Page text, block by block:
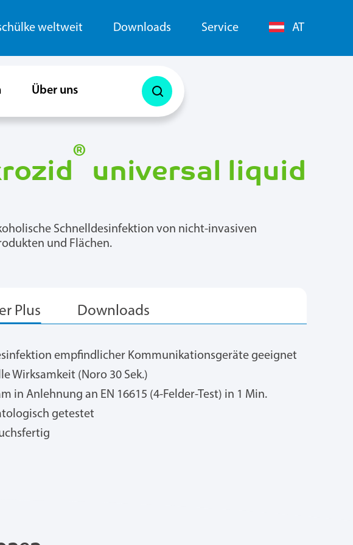
weltweit Downloads Service AT
Über uns
®
universal liquid
Schnelldesinfektion von nicht-invasiven
und Flächen.
empfindlicher Kommunikationsgeräte geeignet
Wirksamkeit (Noro 30 Sek.)
in Anlehnung an EN 16615 (4-Felder-Test) in 1 Min.
getestet